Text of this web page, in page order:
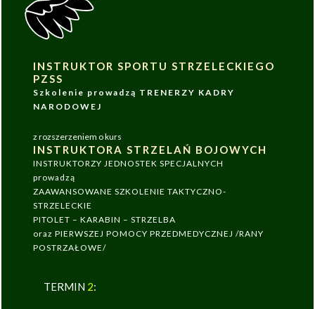
INSTRUKTOR SPORTU STRZELECKIEGO
PZSS
Szkolenie prowadzą TRENERZY KADRY
NARODOWEJ
z rozszerzeniem o kurs
INSTRUKTORA STRZELAŃ BOJOWYCH
INSTRUKTORZY JEDNOSTEK SPECJALNYCH
prowadzą
ZAAWANSOWANE SZKOLENIE TAKTYCZNO-
STRZELECKIE
PITOLET – KARABIN – STRZELBA
oraz PIERWSZEJ POMOCY PRZEDMEDYCZNEJ /RANY
POSTRZAŁOWE/
TERMIN 2: